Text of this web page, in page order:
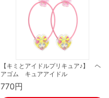
【キミとアイドルプリキュア♪】 ヘ
アゴム キュアアイドル
770円